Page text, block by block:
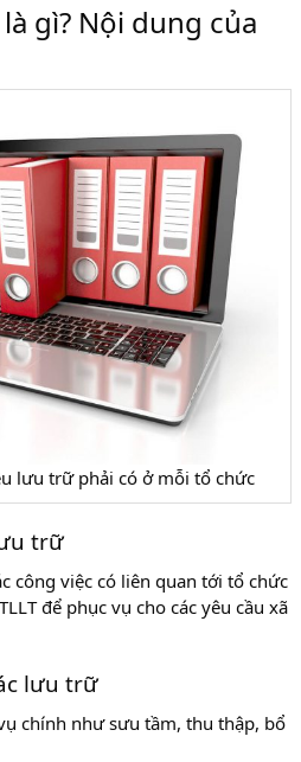
gì? Nội dung của
lưu trữ phải có ở mỗi tổ chức
trữ
công việc có liên quan tới tổ chức
để phục vụ cho các yêu cầu xã
lưu trữ
chính như­ sưu tầm, thu thập, bổ